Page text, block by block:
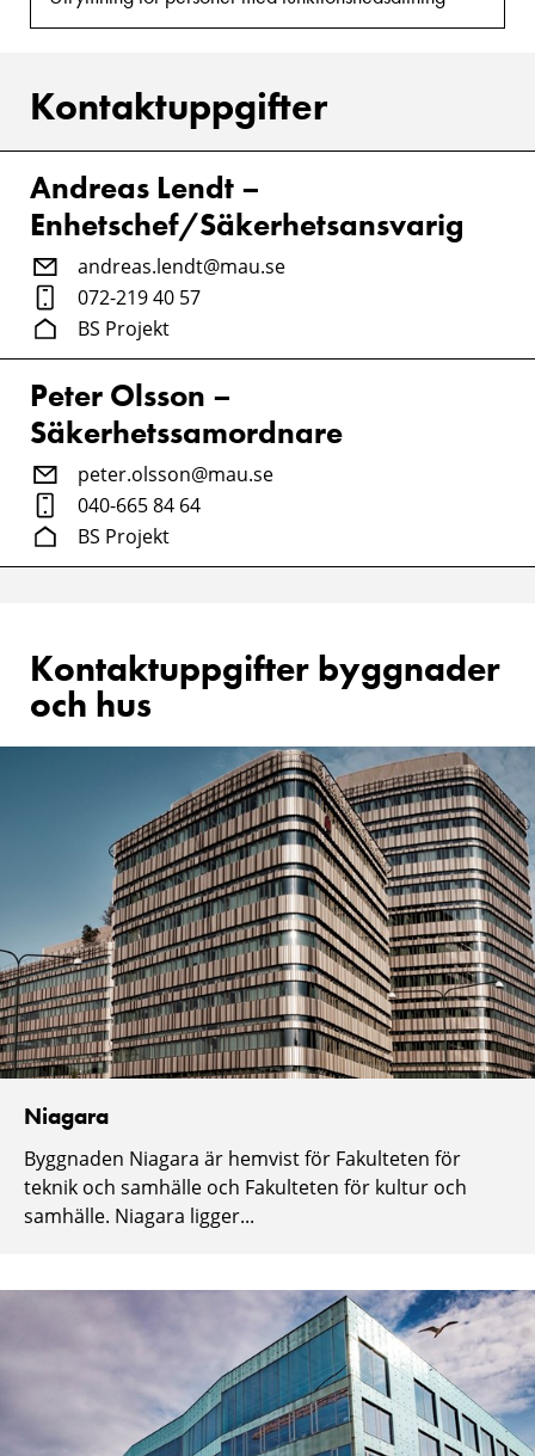
Kontaktuppgifter
Andreas Lendt –
Enhetschef/Säkerhetsansvarig
andreas.lendt@mau.se
072-219 40 57
BS Projekt
Peter Olsson –
Säkerhetssamordnare
peter.olsson@mau.se
040-665 84 64
BS Projekt
Kontaktuppgifter byggnader
och hus
Niagara
Byggnaden Niagara är hemvist för Fakulteten för
teknik och samhälle och Fakulteten för kultur och
samhälle. Niagara ligger...